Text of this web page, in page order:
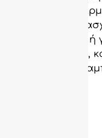
που δένουν
Ιδανική για
κορίτσι, νονά
χειροποίητες,
πασχαλινές